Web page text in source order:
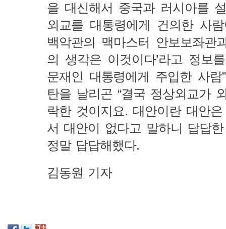
을 대신해서 중국과 러시아를
외교를 대통령에게 건의한 사
백악관의 맥마스터 안보보좌관
의 생각은 이것이다’라고 정보
문재인 대통령에게 주입한 사
탄을 날리곤 “결국 정상외교가
락한 것이지요. 대안이란 대안
서 대안이 없다고 말하니 답답
정말 답답해했다.
김동원 기자